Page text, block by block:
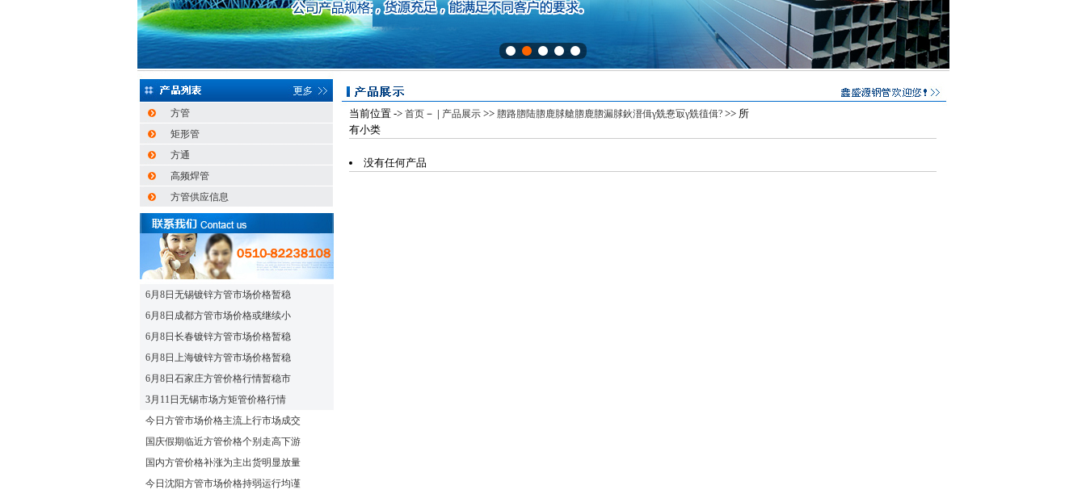
方管
矩形管
方通
高频焊管
方管供应信息
6月8日无锡镀锌方管市场价格暂稳
6月8日成都方管市场价格或继续小
6月8日长春镀锌方管市场价格暂稳
6月8日上海镀锌方管市场价格暂稳
6月8日石家庄方管价格行情暂稳市
3月11日无锡市场方矩管价格行情
今日方管市场价格主流上行市场成交
国庆假期临近方管价格个别走高下游
国内方管价格补涨为主出货明显放量
今日沈阳方管市场价格持弱运行均谨
当前位置 -> 首页 － | 产品展示 >> 脗路脗陆脗鹿脙艙脗鹿脗漏脙鈥溍偮γ兟惷冣γ兟徝偮? >> 所
有小类
没有任何产品